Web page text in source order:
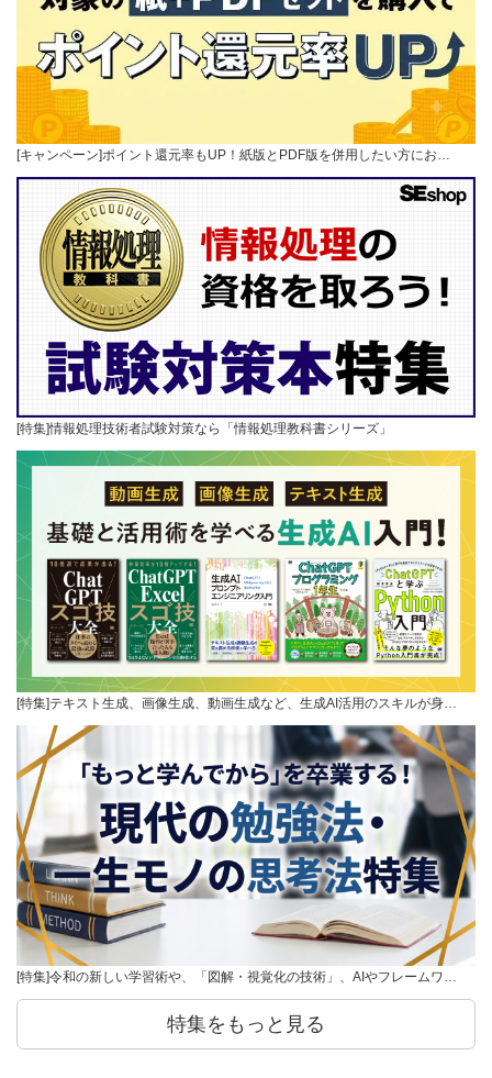
[キャンペーン]ポイント還元率もUP！紙版とPDF版を併用したい方にお…
[特集]情報処理技術者試験対策なら「情報処理教科書シリーズ」
[特集]テキスト生成、画像生成、動画生成など、生成AI活用のスキルが身…
[特集]令和の新しい学習術や、「図解・視覚化の技術」、AIやフレームワ…
特集をもっと見る